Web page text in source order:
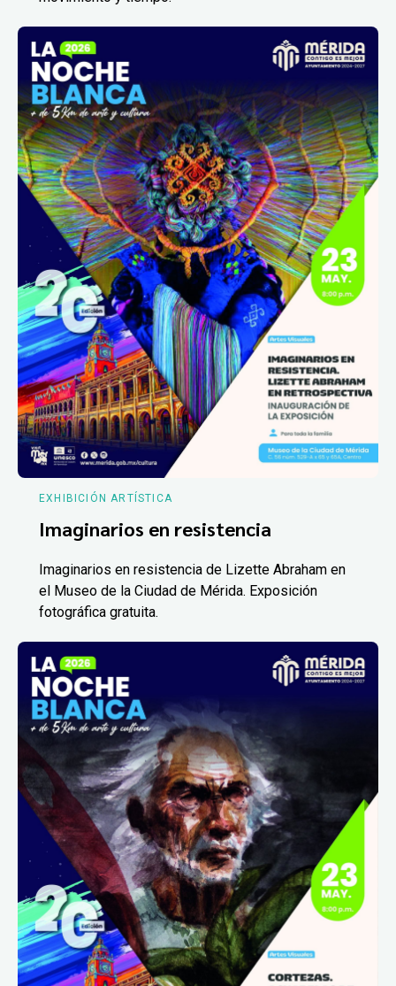
EXHIBICIÓN ARTÍSTICA
Imaginarios en resistencia
Imaginarios en resistencia de Lizette Abraham en
el Museo de la Ciudad de Mérida. Exposición
fotográfica gratuita.